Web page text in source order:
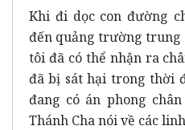
Khi đi dọc con đường
đến quảng trường
tôi đã có thể nhận ra
đã bị sát hại trong thời
đang có án phong
Thánh Cha nói về các